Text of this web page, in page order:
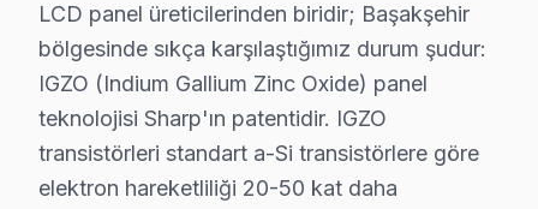
• Online randevu ve SMS bilgilendirme
• Başakşehir çoklu randevu çakışmasında alternatif
Başakşehir'da Sharp ekran arızalarınız için vakit
Başakşehir'da Sharp Chip-Level Tamir
Sharp ürünlerine hakim, sertifikalı teknisyen
LCD panel üreticilerinden biridir; Başakşehir
bölgesinde sıkça karşılaştığımız durum şudur:
IGZO (Indium Gallium Zinc Oxide) panel
teknolojisi Sharp'ın patentidir. IGZO
transistörleri standart a-Si transistörlere göre
elektron hareketliliği 20-50 kat daha